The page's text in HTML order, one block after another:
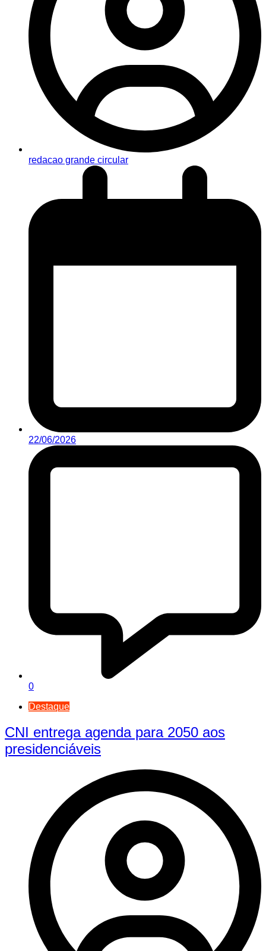
redacao grande circular
22/06/2026
0
Destaque
CNI entrega agenda para 2050 aos
presidenciáveis